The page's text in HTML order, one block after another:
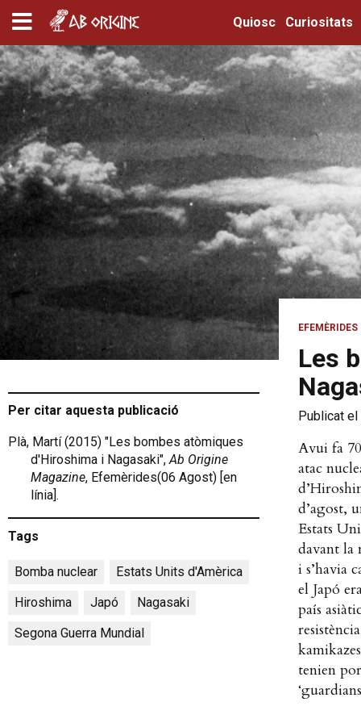
Quiosc Curiositats
Per citar aquesta publicació
Plà, Martí (2015) "Les bombes atòmiques
d'Hiroshima i Nagasaki",Ab Origine
Magazine, Efemèrides(06 Agost) [en
línia].
Tags
Bomba nuclear Estats Units d'Amèrica
Hiroshima
Japó Nagasaki
Segona Guerra Mundial
EFEMÈRIDES
Les
Publicat el
Avui fa
atac
d’agost,
Estats
davant la
i s’havia
el Japó
país
tenien